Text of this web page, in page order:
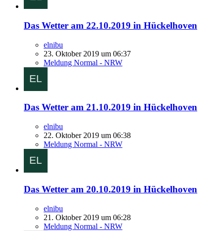
Das Wetter am 22.10.2019 in Hückelhoven
elnibu
23. Oktober 2019 um 06:37
Meldung Normal - NRW
Das Wetter am 21.10.2019 in Hückelhoven
elnibu
22. Oktober 2019 um 06:38
Meldung Normal - NRW
Das Wetter am 20.10.2019 in Hückelhoven
elnibu
21. Oktober 2019 um 06:28
Meldung Normal - NRW